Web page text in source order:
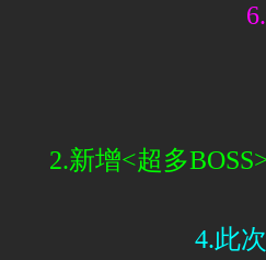
2.新增<超多
4.此